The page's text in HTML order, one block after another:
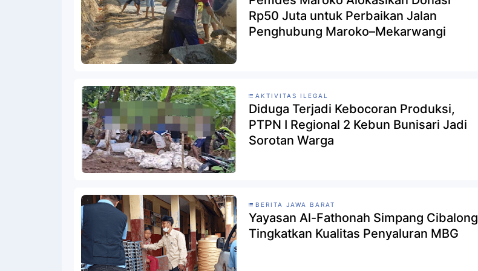
Rp50 Juta untuk Perbaikan Jalan
Penghubung Maroko–Mekarwangi
AKTIVITAS ILEGAL
Diduga Terjadi Kebocoran Produksi,
PTPN I Regional 2 Kebun Bunisari Jadi
Sorotan Warga
BERITA JAWA BARAT
Yayasan Al-Fathonah Simpang Cibalong
Tingkatkan Kualitas Penyaluran MBG